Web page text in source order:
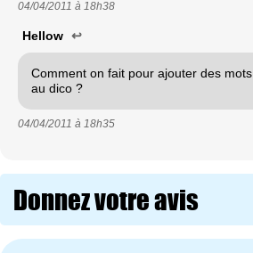
04/04/2011 à 18h38
Hellow ↩
Comment on fait pour ajouter des mots
au dico ?
04/04/2011 à 18h35
Donnez votre avis